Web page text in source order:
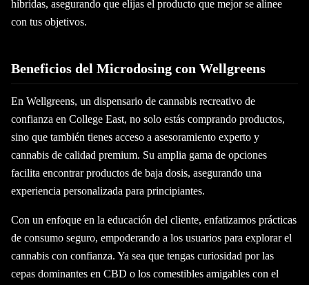
híbridas, asegurando que elijas el producto que mejor se alinee
con tus objetivos.
Beneficios del Microdosing con Wellgreens
En Wellgreens, un dispensario de cannabis recreativo de
confianza en College East, no solo estás comprando productos,
sino que también tienes acceso a asesoramiento experto y
cannabis de calidad premium. Su amplia gama de opciones
facilita encontrar productos de baja dosis, asegurando una
experiencia personalizada para principiantes.
Con un enfoque en la educación del cliente, enfatizamos prácticas
de consumo seguro, empoderando a los usuarios para explorar el
cannabis con confianza. Ya sea que tengas curiosidad por las
cepas dominantes en CBD o los comestibles amigables con el